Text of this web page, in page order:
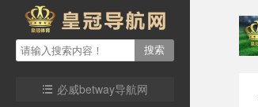
 必威betway导航网